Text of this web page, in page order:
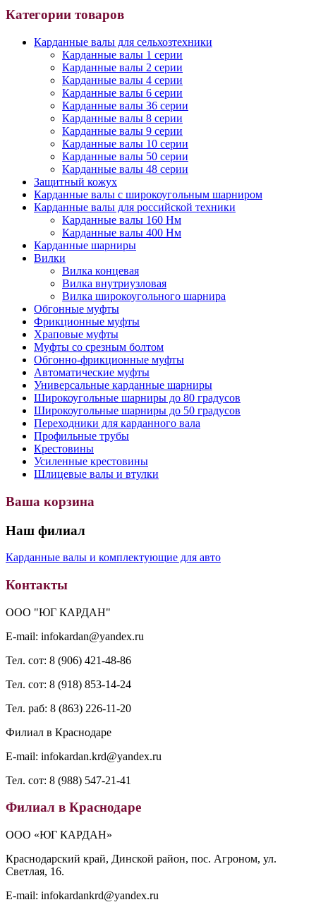
Категории товаров
Карданные валы для сельхозтехники
Карданные валы 1 серии
Карданные валы 2 серии
Карданные валы 4 серии
Карданные валы 6 серии
Карданные валы 36 серии
Карданные валы 8 серии
Карданные валы 9 серии
Карданные валы 10 серии
Карданные валы 50 серии
Карданные валы 48 серии
Защитный кожух
Карданные валы с широкоугольным шарниром
Карданные валы для российской техники
Карданные валы 160 Нм
Карданные валы 400 Нм
Карданные шарниры
Вилки
Вилка концевая
Вилка внутриузловая
Вилка широкоугольного шарнира
Обгонные муфты
Фрикционные муфты
Храповые муфты
Муфты со срезным болтом
Обгонно-фрикционные муфты
Автоматические муфты
Универсальные карданные шарниры
Широкоугольные шарниры до 80 градусов
Широкоугольные шарниры до 50 градусов
Переходники для карданного вала
Профильные трубы
Крестовины
Усиленные крестовины
Шлицевые валы и втулки
Ваша корзина
Наш филиал
Карданные валы и комплектующие для авто
Контакты
ООО "ЮГ КАРДАН"
E-mail: infokardan@yandex.ru
Тел. сот: 8 (906) 421-48-86
Тел. сот: 8 (918) 853-14-24
Тел. раб: 8 (863) 226-11-20
Филиал в Краснодаре
E-mail: infokardan.krd@yandex.ru
Тел. сот: 8 (988) 547-21-41
Филиал в Краснодаре
ООО «ЮГ КАРДАН»
Краснодарский край, Динской район, пос. Агроном, ул.
Светлая, 16.
E-mail: infokardankrd@yandex.ru